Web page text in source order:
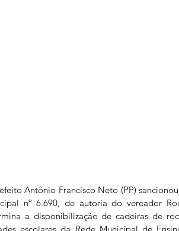
Antônio Francisco Neto (PP)
nº 6.690, de autoria do vereador
a disponibilização de cadeiras de